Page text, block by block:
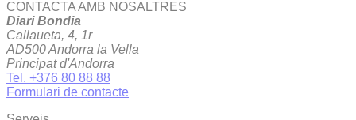
CONTACTA AMB NOSALTRES
Diari Bondia
Callaueta, 4, 1r
AD500 Andorra la Vella
Principat d'Andorra
Tel. +376 80 88 88
Formulari de contacte